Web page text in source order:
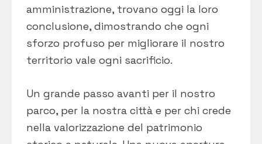
amministrazione, trovano oggi la loro
conclusione, dimostrando che ogni
sforzo profuso per migliorare il nostro
territorio vale ogni sacrificio.
Un grande passo avanti per il nostro
parco, per la nostra città e per chi crede
nella valorizzazione del patrimonio